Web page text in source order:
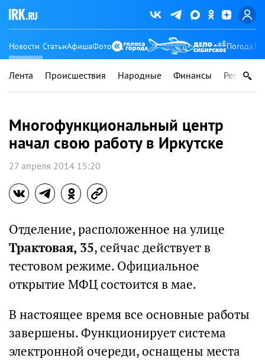
Новости СтатьиАфишаФото Погода
Лента Происшествия Народные Финансы Регионы
Многофункциональный центр
начал свою работу в Иркутске
27 апреля 2014 15:20
Отделение, расположенное на улице
Трактовая, 35, сейчас действует в
тестовом режиме. Официальное
открытие МФЦ состоится в мае.
В настоящее время все основные работы
завершены. Функционирует система
электронной очереди, оснащены места